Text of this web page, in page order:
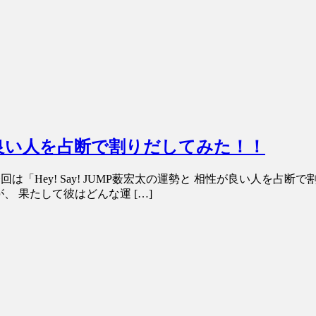
人を占断で割りだしてみた！！
は「Hey! Say! JUMP薮宏太の運勢と 相性が良い人を占断
、 果たして彼はどんな運 […]